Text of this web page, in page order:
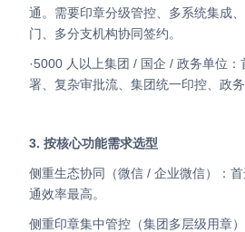
通。需要印章分级管控、多系统集成
门、多分支机构协同签约。
·5000 人以上集团 / 国企 / 政务单位：首选契约锁。私有化部
署、复杂审批流、集团统一印控、政
3. 按核心功能需求选型
侧重生态协同（微信 / 企业微信）：首选腾讯电子签，生态打
通效率最高。
侧重印章集中管控（集团多层级用章）：首选契约锁，印控功